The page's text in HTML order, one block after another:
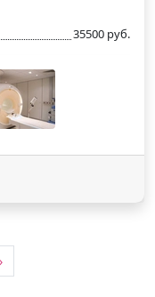
35500 руб.